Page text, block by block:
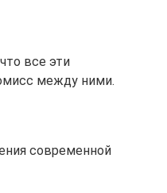
все эти
между ними.
современной